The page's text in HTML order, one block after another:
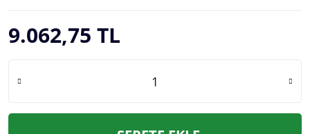
9.062,75 TL